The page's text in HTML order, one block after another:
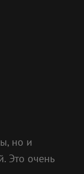
но и
Это очень